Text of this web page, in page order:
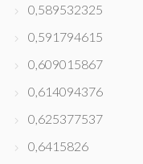
0,589532325
0,591794615
0,609015867
0,614094376
0,625377537
0,6415826